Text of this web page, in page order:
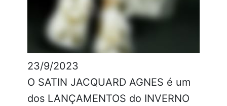
23/9/2023
O SATIN JACQUARD AGNES é um
dos LANÇAMENTOS do INVERNO